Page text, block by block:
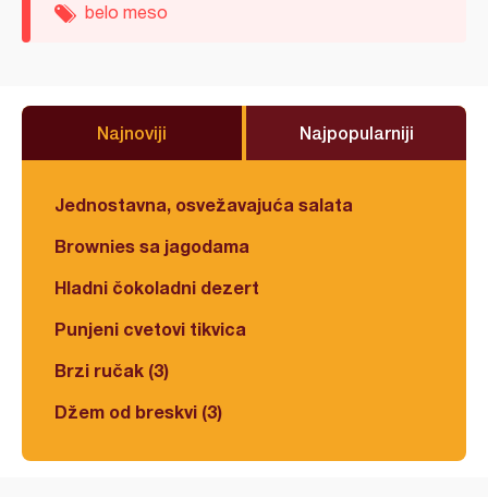
belo meso
Najnoviji Najpopularniji
Jednostavna, osvežavajuća salata
Brownies sa jagodama
Hladni čokoladni dezert
Punjeni cvetovi tikvica
Brzi ručak (3)
Džem od breskvi (3)